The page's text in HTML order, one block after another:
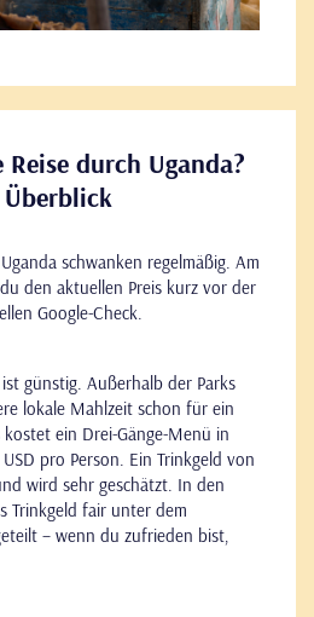
durch Uganda?
schwanken regelmäßig. Am
den aktuellen Preis kurz vor der
Google-Check.
günstig. Außerhalb der Parks
lokale Mahlzeit schon für ein
ein Drei-Gänge-Menü in
pro Person. Ein Trinkgeld von
wird sehr geschätzt. In den
Trinkgeld fair unter dem
– wenn du zufrieden bist,